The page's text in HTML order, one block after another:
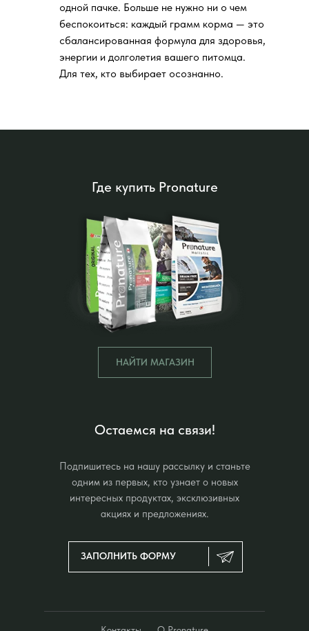
одной пачке. Больше не нужно ни о чем
беспокоиться: каждый грамм корма — это
сбалансированная формула для здоровья,
энергии и долголетия вашего питомца.
Для тех, кто выбирает осознанно.
Где купить Pronature
Остаемся на связи!
Подпишитесь на нашу рассылку и станьте
одним из первых, кто узнает о новых
интересных продуктах, эксклюзивных
акциях и предложениях.
НАЙТИ МАГАЗИН
ЗАПОЛНИТЬ ФОРМУ